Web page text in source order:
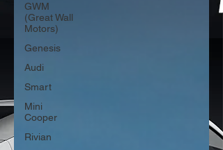
GWM
(Great Wall
Motors)
Genesis
Audi
Smart
Mini
Cooper
Rivian